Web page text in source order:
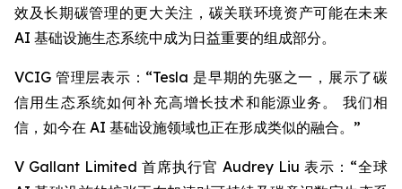
效及长期碳管理的更大关注，碳关联环境资产可能在未来
AI 基础设施生态系统中成为日益重要的组成部分。
VCIG 管理层表示：“Tesla 是早期的先驱之一，展示了碳
信用生态系统如何补充高增长技术和能源业务。 我们相
信，如今在 AI 基础设施领域也正在形成类似的融合。”
V Gallant Limited 首席执行官 Audrey Liu 表示：“全球